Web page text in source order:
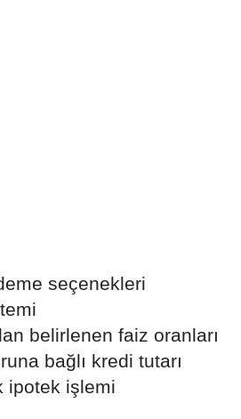
seçenekleri
belirlenen faiz oranları
bağlı kredi tutarı
ipotek işlemi